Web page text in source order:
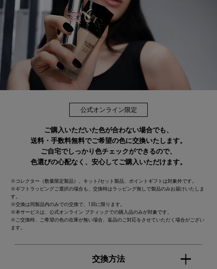
公式オンライン限定
ご購入いただいた色が合わない場合でも、
送料・手数料無料でご希望の色に交換いたします。
ご自宅でしっかり色チェックができるので、
色選びの心配なく、安心してご購入いただけます。
※コレクター（数量限定製品）、キット/セット製品、ポイントギフトは対象外です。
※ギフトラッピングご選択の場合も、交換時はラッピング無しで製品のみお届けいたしま
す。
※交換は同製品内のみでの交換で、1回に限ります。
※本サービスは、公式オンライン ブティックでの購入品のみが対象です。
※ご交換時、ご希望の色の在庫が無い場合、返品のご対応をさせていただく場合がござい
ます。
交換方法